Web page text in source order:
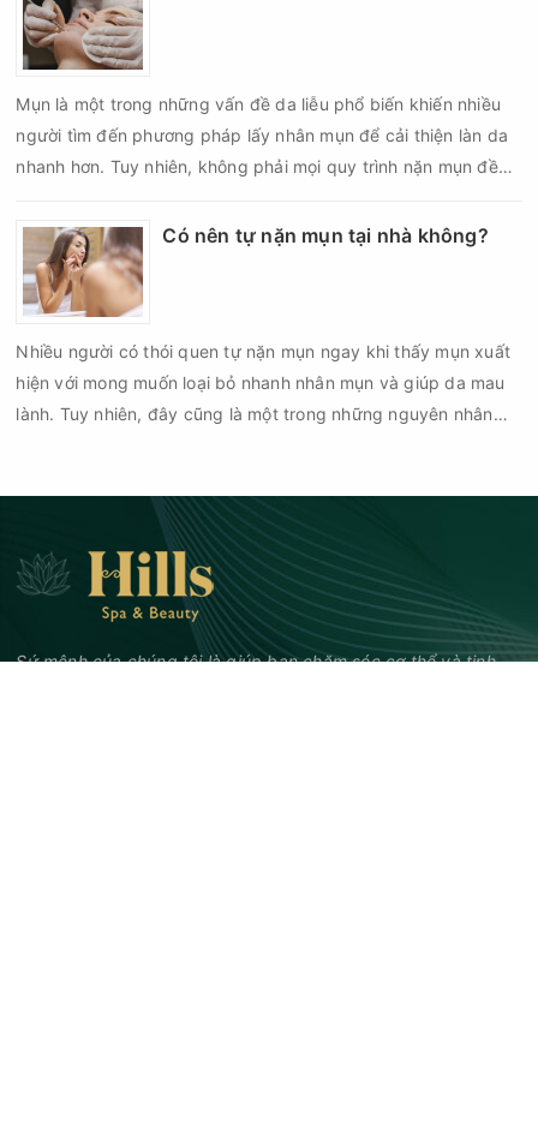
Mụn là một trong những vấn đề da liễu phổ biến khiến nhiều
người tìm đến phương pháp lấy nhân mụn để cải thiện làn da
nhanh hơn. Tuy nhiên, không phải mọi quy trình nặn mụn đều
sai kỹ thuật hoặc lấy nhân mụn không đúng thời điểm, làn da
có thể đối mặt với nguy cơ viêm nhiễm, thâm sau mụn và thậm
chí là sẹo rỗ. Vậy nặn mụn chuẩn y khoa là gì và một quy trình
đạt tiêu chuẩn cần đáp ứng những yêu cầu nào?
Có nên tự nặn mụn tại nhà không?
Nhiều người có thói quen tự nặn mụn ngay khi thấy mụn xuất
hiện với mong muốn loại bỏ nhanh nhân mụn và giúp da mau
lành. Tuy nhiên, đây cũng là một trong những nguyên nhân
Sứ mệnh của chúng tôi là giúp bạn chăm sóc cơ thể và tinh